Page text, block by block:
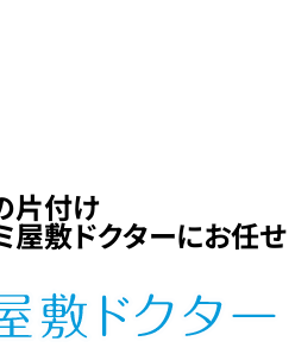
片付け
敷ドクターにお任せ